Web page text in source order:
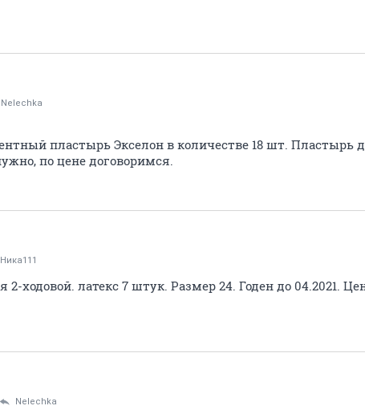
Nelechka
пластырь Экселон в количестве 18 шт. Пластырь
по цене договоримся.
Ника111
2-ходовой. латекс 7 штук. Размер 24. Годен до 04.2021.
Nelechka